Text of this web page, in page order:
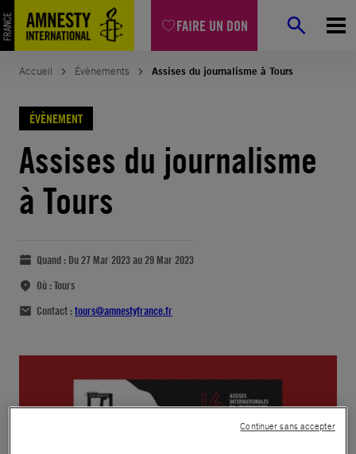
FAIRE UN DON
Accueil Évènements Assises du journalisme à Tours
ÉVÈNEMENT
Assises du journalisme
à Tours
Quand : Du 27 Mar 2023 au 29 Mar 2023
Où :Tours
Contact :tours@amnestyfrance.fr
Continuer sans accepter